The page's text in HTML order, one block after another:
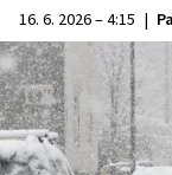
16. 6. 2026 – 4:15 |